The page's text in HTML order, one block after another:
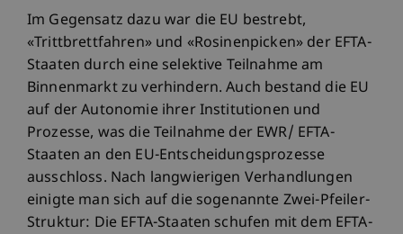
Im Gegensatz dazu war die EU bestrebt,
«Trittbrettfahren» und «Rosinenpicken» der EFTA-
Staaten durch eine selektive Teilnahme am
Binnenmarkt zu verhindern. Auch bestand die EU
auf der Autonomie ihrer Institutionen und
Prozesse, was die Teilnahme der EWR/ EFTA-
Staaten an den EU-Entscheidungsprozesse
ausschloss. Nach langwierigen Verhandlungen
einigte man sich auf die sogenannte Zwei-Pfeiler-
Struktur: Die EFTA-Staaten schufen mit dem EFTA-